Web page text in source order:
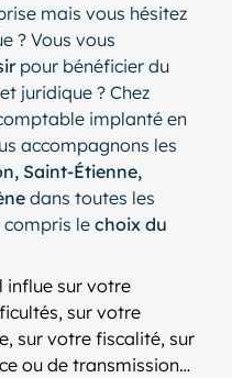
mais vous hésitez
? Vous vous
pour bénéficier du
juridique ? Chez
implanté en
accompagnons les
Saint-Étienne,
dans toutes les
compris le choix du
influe sur votre
sur votre
sur votre fiscalité, sur
ou de transmission…